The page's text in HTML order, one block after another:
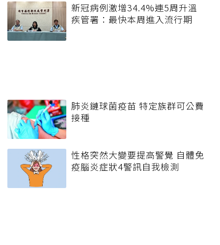
新冠病例激增34.4%連5周升溫
疾管署：最快本周進入流行期
肺炎鏈球菌疫苗 特定族群可公費
接種
性格突然大變要提高警覺 自體免
疫腦炎症狀4警訊自我檢測